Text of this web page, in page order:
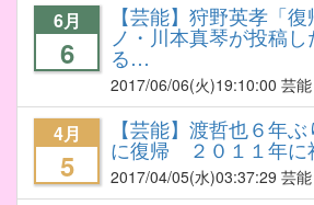
6月
6
【芸能】狩野英孝「
ノ・川本真琴が投稿
る…
2017/06/06(火)19:10:00 芸能
4月
5
【芸能】渡哲也６年
に復帰 ２０１１年に
2017/04/05(水)03:37:29 芸能